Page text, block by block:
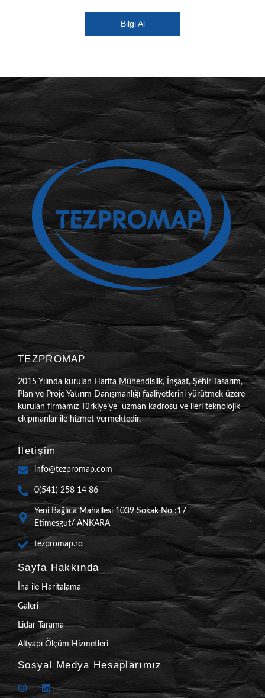
Bilgi Al
TEZPROMAP
2015 Yılında kurulan Harita Mühendislik, İnşaat, Şehir Tasarım,
Plan ve Proje Yatırım Danışmanlığı faaliyetlerini yürütmek üzere
kurulan firmamız Türkiye’ye uzman kadrosu ve ileri teknolojik
ekipmanlar ile hizmet vermektedir.
İletişim
info@tezpromap.com
0(541) 258 14 86
Yeni Bağlıca Mahallesi 1039 Sokak No :17
Etimesgut/ ANKARA
tezpromap.ro
Sayfa Hakkında
İha ile Haritalama
Galeri
Lidar Tarama
Altyapı Ölçüm Hizmetleri
Sosyal Medya Hesaplarımız